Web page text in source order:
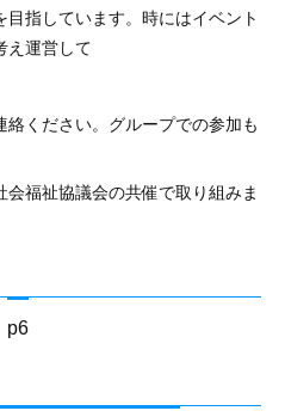
指しています。時にはイベント
え運営して
ください。グループでの参加も
会福祉協議会の共催で取り組みま
p6